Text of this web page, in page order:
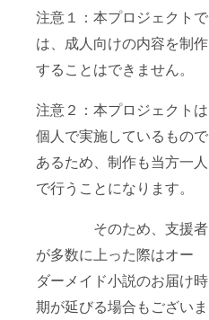
注意１：本プロジェクトで
は、成人向けの内容を制作
することはできません。
注意２：本プロジェクトは
個人で実施しているもので
あるため、制作も当方一人
で行うことになります。
そのため、支援者
が多数に上った際はオー
ダーメイド小説のお届け時
期が延びる場合もございま